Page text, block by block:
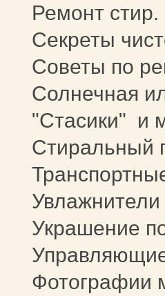
Ремонт
Секреты
Советы по
Солнечная
"Стасики" и
Стиральный
Увлажнители
Украшение
Фотографии